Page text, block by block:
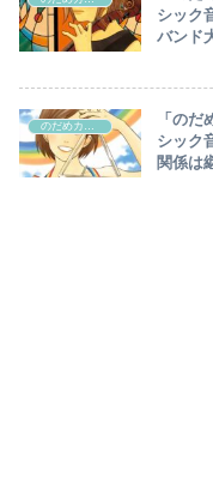
シック
バンド
のだめカンタービレ
「の
シック
関係は